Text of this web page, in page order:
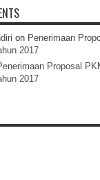
on Penerimaan
2017
Proposal
2017